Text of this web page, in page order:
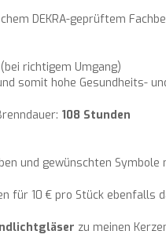
DEKRA-geprüftem
richtigem Umgang)
somit hohe Gesundheits-
108 Stunden
und gewünschten Symbole
für 10 € pro Stück ebenfalls
zu meinen